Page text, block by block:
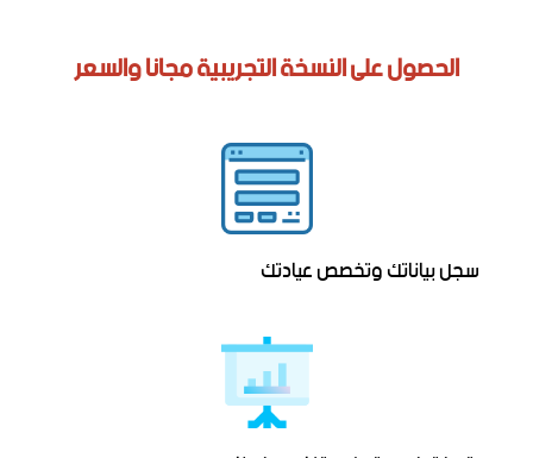
الحصول على النسخة التجريبية مجانا والسعر
سجل بياناتك وتخصص عيادتك